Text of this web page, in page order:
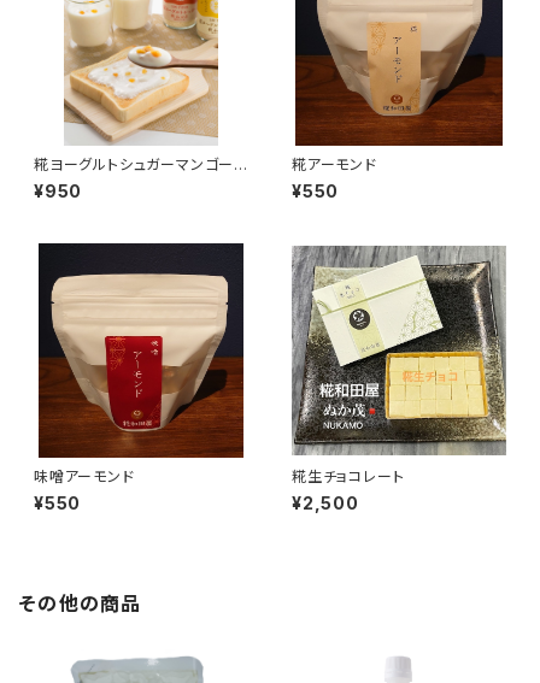
糀ヨーグルトシュガーマンゴーと
アップル
¥950
糀アーモンド
¥550
味噌アーモンド
¥550
糀生チョコレート
¥2,500
その他の商品